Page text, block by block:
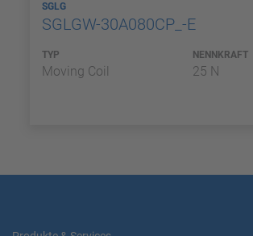
SGLG
SGLGW-30A080CP_-E
TYP
Moving Coil
NENNKRAFT
25 N